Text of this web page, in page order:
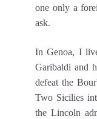
one only a
ask.
In Genoa, I
Garibaldi and
defeat the
Two Sicilies
the Lincoln